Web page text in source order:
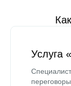
Услуга